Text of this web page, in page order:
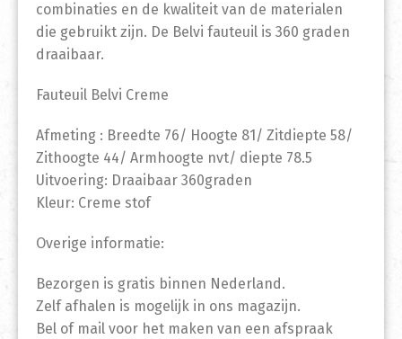
combinaties en de kwaliteit van de materialen
die gebruikt zijn. De Belvi fauteuil is 360 graden
draaibaar.
Fauteuil Belvi Creme
Afmeting : Breedte 76/ Hoogte 81/ Zitdiepte 58/
Zithoogte 44/ Armhoogte nvt/ diepte 78.5
Uitvoering: Draaibaar 360graden
Kleur: Creme stof
Overige informatie:
Bezorgen is gratis binnen Nederland.
Zelf afhalen is mogelijk in ons magazijn.
Bel of mail voor het maken van een afspraak